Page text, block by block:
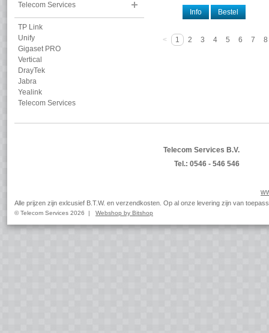
Telecom Services
TP Link
Unify
Gigaset PRO
Vertical
DrayTek
Jabra
Yealink
Telecom Services
Info Bestel
< 1 2 3 4 5 6 7 8
Telecom Services B.V.
Tel.: 0546 - 546 546
Alle prijzen zijn exlcusief B.T.W. en verzendkosten. Op al onze levering zijn van
© Telecom Services 2026 | Webshop by Bitshop